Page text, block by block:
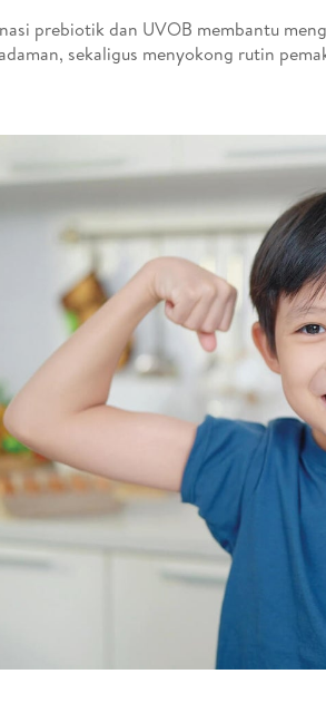
prebiotik dan UVOB membantu
sekaligus menyokong rutin